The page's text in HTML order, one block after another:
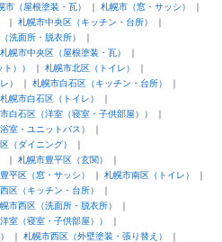
客さまの理想通りの空間の
いただければと思っております。
、お気軽にご相談ください。
。
市（屋根塗装・瓦）
札幌市（窓・サッシ）
札幌市中央区（キッチン・台所）
洗面所・脱衣所）
札幌市中央区（屋根塗装・瓦）
））
札幌市北区（トイレ）
）
札幌市白石区（キッチン・台所）
札幌市白石区（トイレ）
白石区（洋室（寝室・子供部屋））
室・ユニットバス）
（ダイニング）
札幌市豊平区（玄関）
平区（窓・サッシ）
札幌市南区（トイレ）
区（キッチン・台所）
市西区（洗面所・脱衣所）
室（寝室・子供部屋））
札幌市西区（外壁塗装・張り替え）